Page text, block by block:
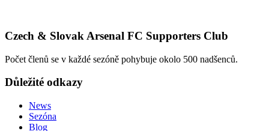
Czech & Slovak Arsenal FC Supporters Club
Počet členů se v každé sezóně pohybuje okolo 500 nadšenců.
Důležité odkazy
News
Sezóna
Blog